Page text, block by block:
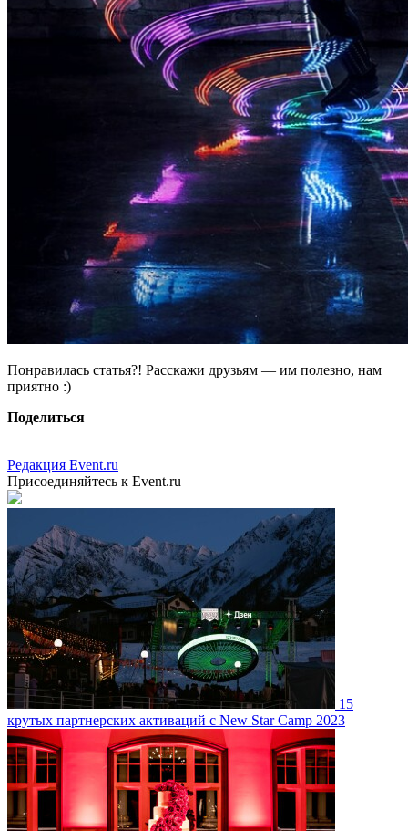
Понравилась статья?! Расскажи друзьям — им полезно, нам
приятно :)
Поделиться
Редакция Event.ru
Присоединяйтесь к Event.ru
15
крутых партнерских активаций с New Star Camp 2023